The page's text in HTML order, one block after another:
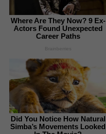
Where Are They Now? 9 Ex-
Actors Found Unexpected
Career Paths
Brainberries
Did You Notice How Natural
Simba’s Movements Looked